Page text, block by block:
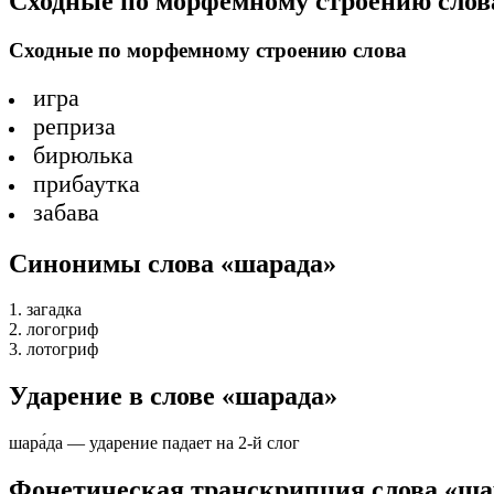
Сходные по морфемному строению слова
игра
реприза
бирюлька
прибаутка
забава
Синонимы слова «шарада»
1. загадка
2. логогриф
3. лотогриф
Ударение в слове «шарада»
шара́да — ударение падает на 2-й слог